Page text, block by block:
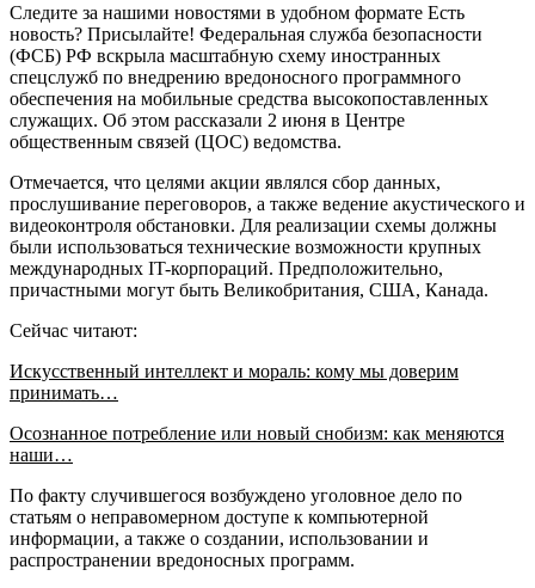
Следите за нашими новостями в удобном формате Есть
новость? Присылайте! Федеральная служба безопасности
(ФСБ) РФ вскрыла масштабную схему иностранных
спецслужб по внедрению вредоносного программного
обеспечения на мобильные средства высокопоставленных
служащих. Об этом рассказали 2 июня в Центре
общественным связей (ЦОС) ведомства.
Отмечается, что целями акции являлся сбор данных,
прослушивание переговоров, а также ведение акустического и
видеоконтроля обстановки. Для реализации схемы должны
были использоваться технические возможности крупных
международных IT-корпораций. Предположительно,
причастными могут быть Великобритания, США, Канада.
Сейчас читают:
Искусственный интеллект и мораль: кому мы доверим
принимать…
Осознанное потребление или новый снобизм: как меняются
наши…
По факту случившегося возбуждено уголовное дело по
статьям о неправомерном доступе к компьютерной
информации, а также о создании, использовании и
распространении вредоносных программ.